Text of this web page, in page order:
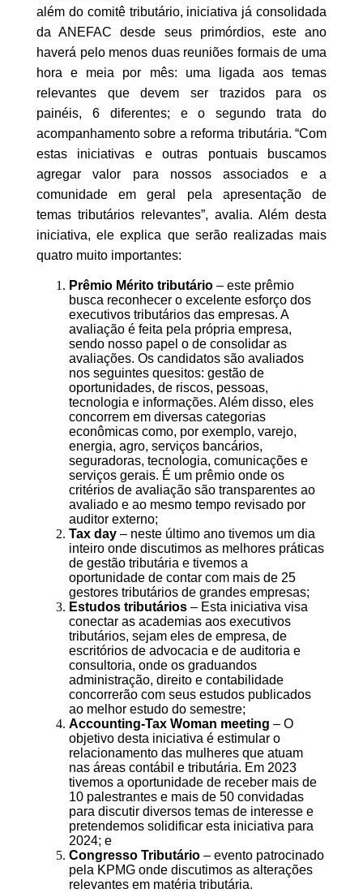
além do comitê tributário, iniciativa já consolidada
da ANEFAC desde seus primórdios, este ano
haverá pelo menos duas reuniões formais de uma
hora e meia por mês: uma ligada aos temas
relevantes que devem ser trazidos para os
painéis, 6 diferentes; e o segundo trata do
acompanhamento sobre a reforma tributária. “Com
estas iniciativas e outras pontuais buscamos
agregar valor para nossos associados e a
comunidade em geral pela apresentação de
temas tributários relevantes”, avalia. Além desta
iniciativa, ele explica que serão realizadas mais
quatro muito importantes:
Prêmio Mérito tributário – este prêmio
busca reconhecer o excelente esforço dos
executivos tributários das empresas. A
avaliação é feita pela própria empresa,
sendo nosso papel o de consolidar as
avaliações. Os candidatos são avaliados
nos seguintes quesitos: gestão de
oportunidades, de riscos, pessoas,
tecnologia e informações. Além disso, eles
concorrem em diversas categorias
econômicas como, por exemplo, varejo,
energia, agro, serviços bancários,
seguradoras, tecnologia, comunicações e
serviços gerais. É um prêmio onde os
critérios de avaliação são transparentes ao
avaliado e ao mesmo tempo revisado por
auditor externo;
Tax day – neste último ano tivemos um dia
inteiro onde discutimos as melhores práticas
de gestão tributária e tivemos a
oportunidade de contar com mais de 25
gestores tributários de grandes empresas;
Estudos tributários – Esta iniciativa visa
conectar as academias aos executivos
tributários, sejam eles de empresa, de
escritórios de advocacia e de auditoria e
consultoria, onde os graduandos
administração, direito e contabilidade
concorrerão com seus estudos publicados
ao melhor estudo do semestre;
Accounting-Tax Woman meeting – O
objetivo desta iniciativa é estimular o
relacionamento das mulheres que atuam
nas áreas contábil e tributária. Em 2023
tivemos a oportunidade de receber mais de
10 palestrantes e mais de 50 convidadas
para discutir diversos temas de interesse e
pretendemos solidificar esta iniciativa para
2024; e
Congresso Tributário – evento patrocinado
pela KPMG onde discutimos as alterações
relevantes em matéria tributária.